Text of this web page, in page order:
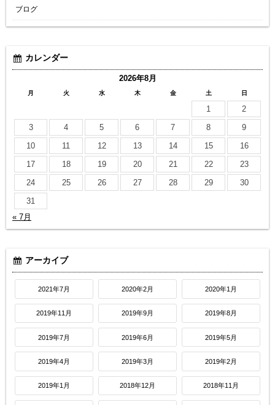
ブログ
カレンダー
2026年8月
月 火 水 木 金 土 日
1
2
3
4 5 6 7 8
9
10
11 12 13 14 15
16
17
18 19 20 21 22
23
24
25 26 27 28 29
30
31
« 7月
アーカイブ
2021年7月 2020年2月 2020年1月
2019年11月 2019年9月 2019年8月
2019年7月 2019年6月 2019年5月
2019年4月 2019年3月 2019年2月
2019年1月 2018年12月 2018年11月